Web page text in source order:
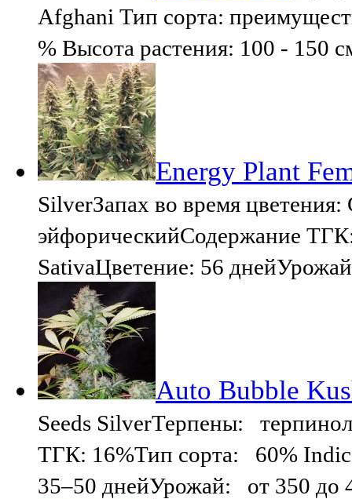
Afghani Тип сорта:
% Высота растения: 100 - 150
Energy Plant
SilverЗапах во время
эйфорическийСодержание
SativaЦветение: 56
Auto Bubble
Seeds SilverТерпены:
ТГК: 16%Тип сорта: 60%
35–50 днейУрожай: от 350